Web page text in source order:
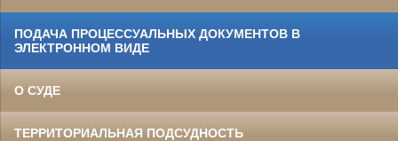
ПОДАЧА ПРОЦЕССУАЛЬНЫХ ДОКУМЕНТОВ В
ЭЛЕКТРОННОМ ВИДЕ
О СУДЕ
ТЕРРИТОРИАЛЬНАЯ ПОДСУДНОСТЬ